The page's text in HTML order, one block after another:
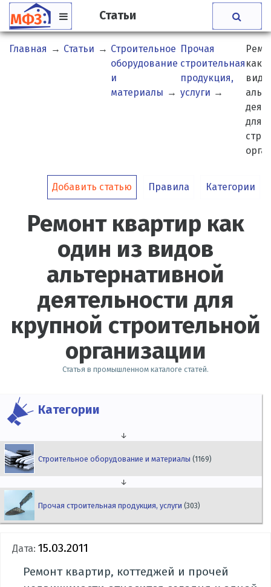
Статьи
Главная → Статьи → Строительное
оборудование
и
материалы →
Прочая
строительная
продукция,
услуги →
как
для
Добавить статью Правила Категории
Ремонт квартир как
один из видов
альтернативной
деятельности для
крупной строительной
организации
Статья в промышленном каталоге статей.
Категории
↓
Строительное оборудование и материалы(1169)
↓
Прочая строительная продукция, услуги(303)
Дата: 15.03.2011
Ремонт квартир, коттеджей и прочей